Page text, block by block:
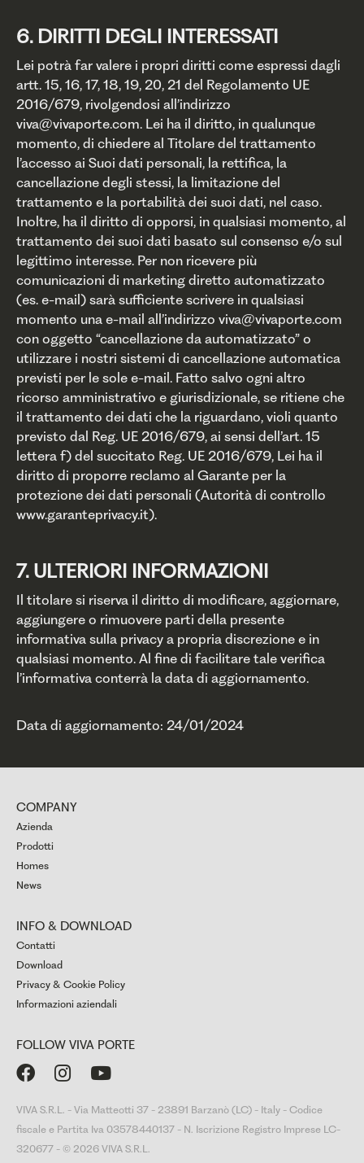
6. DIRITTI DEGLI INTERESSATI
Lei potrà far valere i propri diritti come espressi dagli
artt. 15, 16, 17, 18, 19, 20, 21 del Regolamento UE
2016/679, rivolgendosi all’indirizzo
viva@vivaporte.com. Lei ha il diritto, in qualunque
momento, di chiedere al Titolare del trattamento
l’accesso ai Suoi dati personali, la rettifica, la
cancellazione degli stessi, la limitazione del
trattamento e la portabilità dei suoi dati, nel caso.
Inoltre, ha il diritto di opporsi, in qualsiasi momento, al
trattamento dei suoi dati basato sul consenso e/o sul
legittimo interesse. Per non ricevere più
comunicazioni di marketing diretto automatizzato
(es. e-mail) sarà sufficiente scrivere in qualsiasi
momento una e-mail all’indirizzo viva@vivaporte.com
con oggetto “cancellazione da automatizzato” o
utilizzare i nostri sistemi di cancellazione automatica
previsti per le sole e-mail. Fatto salvo ogni altro
ricorso amministrativo e giurisdizionale, se ritiene che
il trattamento dei dati che la riguardano, violi quanto
previsto dal Reg. UE 2016/679, ai sensi dell’art. 15
lettera f) del succitato Reg. UE 2016/679, Lei ha il
diritto di proporre reclamo al Garante per la
protezione dei dati personali (Autorità di controllo
www.garanteprivacy.it).
7. ULTERIORI INFORMAZIONI
Il titolare si riserva il diritto di modificare, aggiornare,
aggiungere o rimuovere parti della presente
informativa sulla privacy a propria discrezione e in
qualsiasi momento. Al fine di facilitare tale verifica
l’informativa conterrà la data di aggiornamento.
Data di aggiornamento: 24/01/2024
COMPANY
Azienda
Prodotti
Homes
News
INFO & DOWNLOAD
Contatti
Download
Privacy & Cookie Policy
Informazioni aziendali
FOLLOW VIVA PORTE
  
VIVA S.R.L. - Via Matteotti 37 - 23891 Barzanò (LC) - Italy - Codice
fiscale e Partita Iva 03578440137 - N. Iscrizione Registro Imprese LC-
320677 - © 2026 VIVA S.R.L.